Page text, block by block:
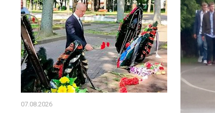
07.08.2026